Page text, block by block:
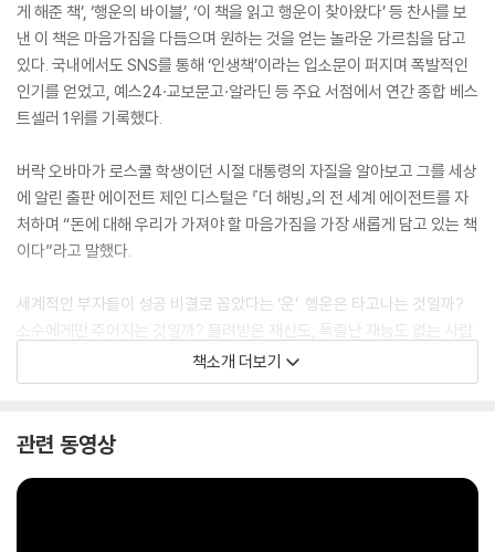
게 해준 책’, ‘행운의 바이블’, ‘이 책을 읽고 행운이 찾아왔다’ 등 찬사를 보
낸 이 책은 마음가짐을 다듬으며 원하는 것을 얻는 놀라운 가르침을 담고
있다. 국내에서도 SNS를 통해 ‘인생책’이라는 입소문이 퍼지며 폭발적인
인기를 얻었고, 예스24·교보문고·알라딘 등 주요 서점에서 연간 종합 베스
트셀러 1위를 기록했다.
버락 오바마가 로스쿨 학생이던 시절 대통령의 자질을 알아보고 그를 세상
에 알린 출판 에이전트 제인 디스털은 『더 해빙』의 전 세계 에이전트를 자
처하며 “돈에 대해 우리가 가져야 할 마음가짐을 가장 새롭게 담고 있는 책
이다”라고 말했다.
세계적인 부자들이 성공 비결로 꼽았다는 ‘운’. 행운은 타고나는 것일까?
소수에게만 주어지는 것일까? 물려받은 재산도, 특출난 재능도 없는 사람
도 부자가 될 수 있을까? 대기업 창업주와 주요 경영인, 대형 투자자가 절
체절명의 순간 찾는 사람, 이서윤. 그들은 그녀에게 자문을 구한 뒤 일생일
경제계 리더들을 자문해온 저자 이서윤은 수만 건의 사례를 분석하고 성찰
책소개 더보기
관련 동영상